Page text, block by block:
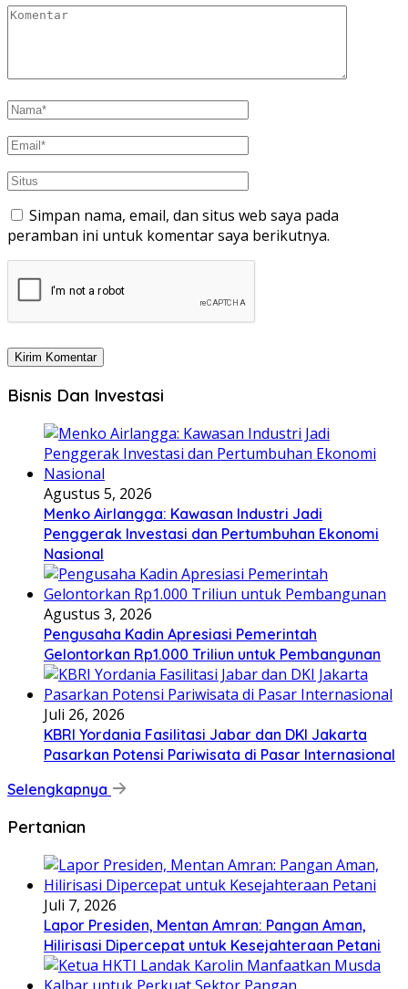
Simpan nama, email, dan situs web saya pada
peramban ini untuk komentar saya berikutnya.
Bisnis Dan Investasi
Agustus 5, 2026
Menko Airlangga: Kawasan Industri Jadi
Penggerak Investasi dan Pertumbuhan Ekonomi
Nasional
Agustus 3, 2026
Pengusaha Kadin Apresiasi Pemerintah
Gelontorkan Rp1.000 Triliun untuk Pembangunan
Juli 26, 2026
KBRI Yordania Fasilitasi Jabar dan DKI Jakarta
Pasarkan Potensi Pariwisata di Pasar Internasional
Selengkapnya
Pertanian
Juli 7, 2026
Lapor Presiden, Mentan Amran: Pangan Aman,
Hilirisasi Dipercepat untuk Kesejahteraan Petani